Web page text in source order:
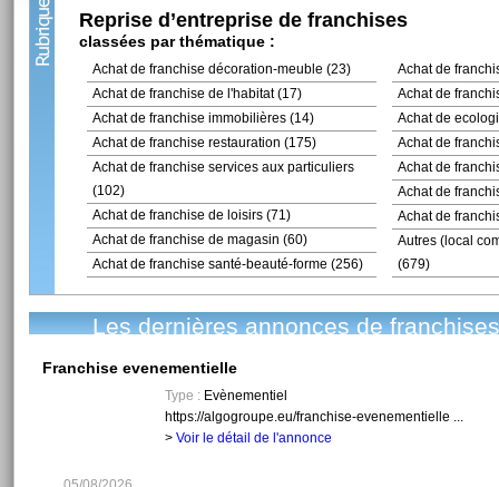
Reprise d’entreprise de franchises
classées par thématique :
Achat de franchise décoration-meuble (23)
Achat de franchise de l'habitat (17)
Achat de franchise immobilières (14)
Achat de franchise restauration (175)
Achat de franchise services aux particuliers
(102)
Achat de franchise de loisirs (71)
Achat de franchise de magasin (60)
Achat de franchise santé-beauté-forme (256)
Achat de
Achat de
Achat de
Achat de
Achat de
Achat de
Achat de
Autres (local
(679)
Les dernières annonces de
Franchise evenementielle
Type :Evènementiel
https://algogroupe.eu/franchise-evenementielle ...
> Voir le détail de l'annonce